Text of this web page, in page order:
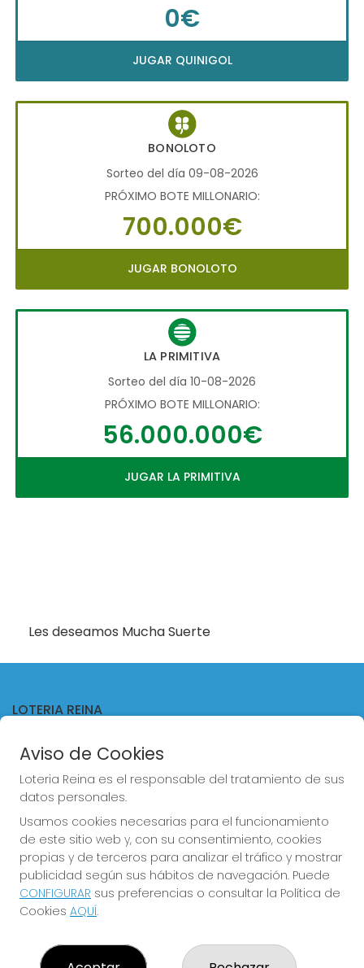
0€
JUGAR QUINIGOL
BONOLOTO
Sorteo del día 09-08-2026
PRÓXIMO BOTE MILLONARIO:
700.000€
JUGAR BONOLOTO
LA PRIMITIVA
Sorteo del día 10-08-2026
PRÓXIMO BOTE MILLONARIO:
56.000.000€
JUGAR LA PRIMITIVA
Les deseamos Mucha Suerte
LOTERIA REINA
Comprar lotería
Contacto
Empresas
Acceso
Registro
CONTACTO
ADMINISTRACION DE LOTERIAS Nº4 VALENCIA - Receptor
963550150
info@loteriareina.com
Aviso de Cookies
Loteria Reina es el responsable del tratamiento de sus
datos personales.
Usamos cookies necesarias para el funcionamiento
de este sitio web y, con su consentimiento, cookies
propias y de terceros para analizar el tráfico y mostrar
publicidad según sus hábitos de navegación. Puede
CONFIGURAR sus preferencias o consultar la Política de
Cookies AQUÍ.